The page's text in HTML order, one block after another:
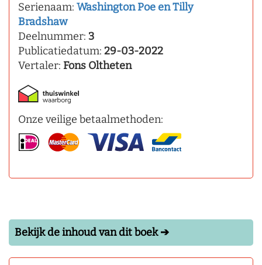
Serienaam: Washington Poe en Tilly
Bradshaw
Deelnummer: 3
Publicatiedatum: 29-03-2022
Vertaler: Fons Oltheten
Onze veilige betaalmethoden:
Bekijk de inhoud van dit boek ➔